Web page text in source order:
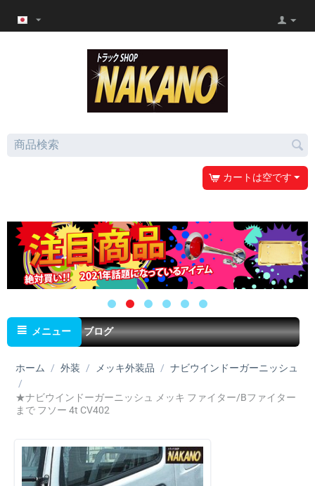
カートは空です
メニュー ブログ
ホーム / 外装 / メッキ外装品 / ナビウインドーガーニッシュ
/
★ナビウインドーガーニッシュ メッキ ファイター/Bファイター
まで フソー 4t CV402